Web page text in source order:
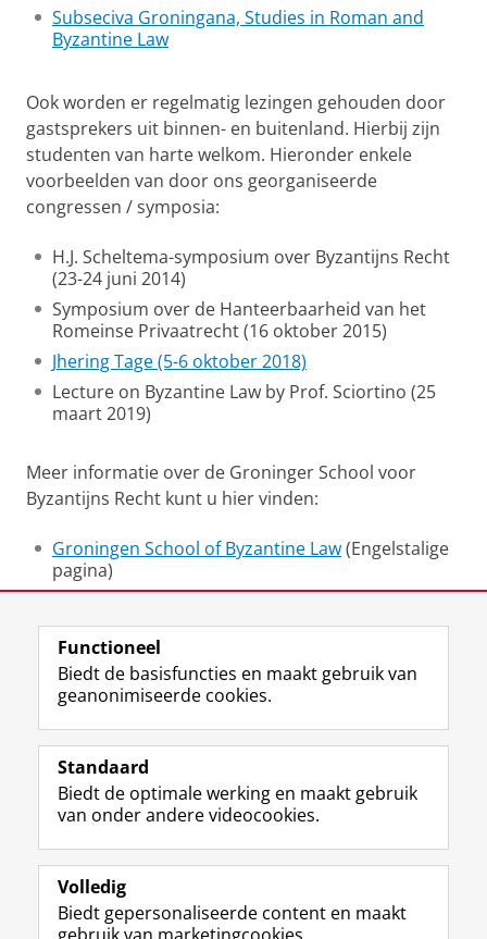
Subseciva Groningana, Studies in Roman and
Byzantine Law
Ook worden er regelmatig lezingen gehouden door
gastsprekers uit binnen- en buitenland. Hierbij zijn
studenten van harte welkom. Hieronder enkele
voorbeelden van door ons georganiseerde
congressen / symposia:
H.J. Scheltema-symposium over Byzantijns Recht
(23-24 juni 2014)
Symposium over de Hanteerbaarheid van het
Romeinse Privaatrecht (16 oktober 2015)
Jhering Tage (5-6 oktober 2018)
Lecture on Byzantine Law by Prof. Sciortino (25
maart 2019)
Meer informatie over de Groninger School voor
Byzantijns Recht kunt u hier vinden:
Groningen School of Byzantine Law(Engelstalige
pagina)
Laatst gewijzigd: 24 juli 2026 15:56
Volg de RUG
F
a
e
b
o
p
a
L
i
k
e
I
-
p
R
S
-
f
e
R
I
n
t
r
m
Y
o
T
e
k
Studiekiezers
Alumni
Over ons
Functioneel
Biedt de basisfuncties en maakt gebruik van
geanonimiseerde cookies.
Standaard
Biedt de optimale werking en maakt gebruik
van onder andere videocookies.
Volledig
Biedt gepersonaliseerde content en maakt